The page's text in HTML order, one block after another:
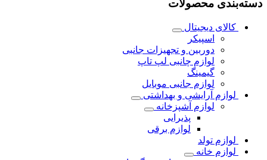
دسته‌بندی محصولات
کالای دیجیتال
اسپیکر
دوربین و تجهیزات جانبی
لوازم چانبی لپ تاپ
گیمینگ
لوازم جانبی موبایل
لوازم آرایشی و بهداشتی
لوازم آشپزخانه
پذیرایی
لوازم برقی
لوازم تولد
لوازم خانه